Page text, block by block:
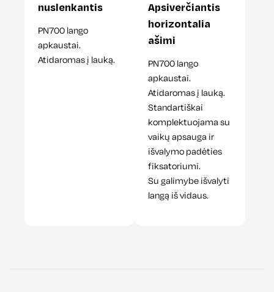
nuslenkantis
PN700 lango
apkaustai.
Atidaromas į lauką.
Apsiverčiantis
horizontalia
ašimi
PN700 lango
apkaustai.
Atidaromas į lauką.
Standartiškai
komplektuojama su
vaikų apsauga ir
išvalymo padėties
fiksatoriumi.
Su galimybe išvalyti
langą iš vidaus.